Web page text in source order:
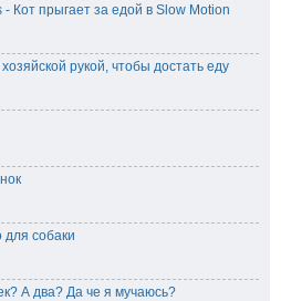
- Кот прыгает за едой в Slow Motion
рукой, чтобы достать еду
собаки
А два? Да че я мучаюсь?